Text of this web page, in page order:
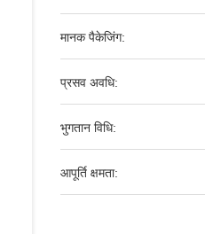
मानक पैकेजिंग:
प्रसव अवधि:
भुगतान विधि:
आपूर्ति क्षमता: